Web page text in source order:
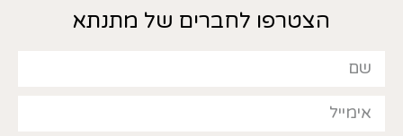
הצטרפו לחברים של מתנתא